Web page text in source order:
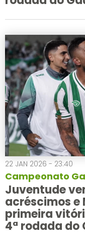
22 JAN 2026 - 23:40
Campeonato
Juventude
acréscimos e
primeira
4ª rodada do